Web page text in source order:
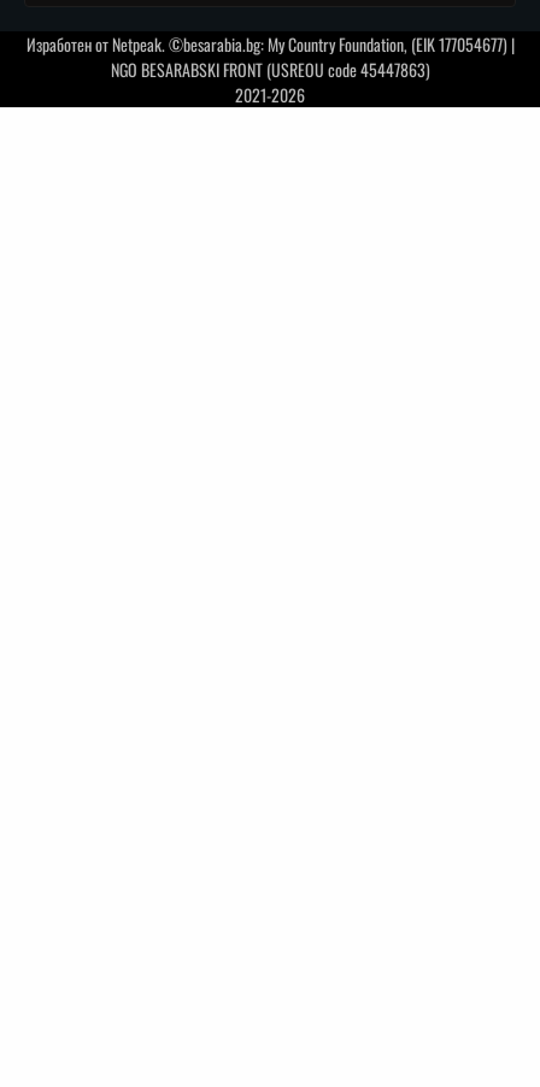
Изработен отNetpeak. ©besarabia.bg: My Country Foundation, (EIK 177054677) |
NGO BESARABSKI FRONT (USREOU code 45447863)
2021-2026